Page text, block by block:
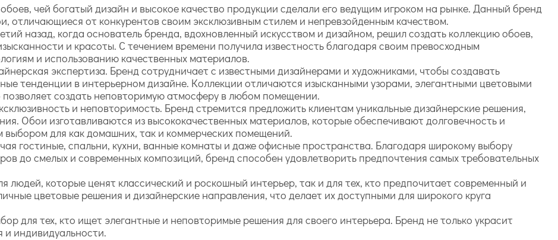
чей богатый дизайн и высокое качество продукции сделали его ведущим игроком на рынке. Данный бренд
отличающиеся от конкурентов своим эксклюзивным стилем и непревзойденным качеством.
назад, когда основатель бренда, вдохновленный искусством и дизайном, решил создать коллекцию обоев,
и красоты. С течением времени получила известность благодаря своим превосходным
и использованию качественных материалов.
экспертиза. Бренд сотрудничает с известными дизайнерами и художниками, чтобы создавать
тенденции в интерьерном дизайне. Коллекции отличаются изысканными узорами, элегантными цветовыми
создать неповторимую атмосферу в любом помещении.
и неповторимость. Бренд стремится предложить клиентам уникальные дизайнерские решения,
Обои изготавливаются из высококачественных материалов, которые обеспечивают долговечность и
для как домашних, так и коммерческих помещений.
гостиные, спальни, кухни, ванные комнаты и даже офисные пространства. Благодаря широкому выбору
до смелых и современных композиций, бренд способен удовлетворить предпочтения самых требовательных
людей, которые ценят классический и роскошный интерьер, так и для тех, кто предпочитает современный и
цветовые решения и дизайнерские направления, что делает их доступными для широкого круга
для тех, кто ищет элегантные и неповторимые решения для своего интерьера. Бренд не только украсит
индивидуальности.